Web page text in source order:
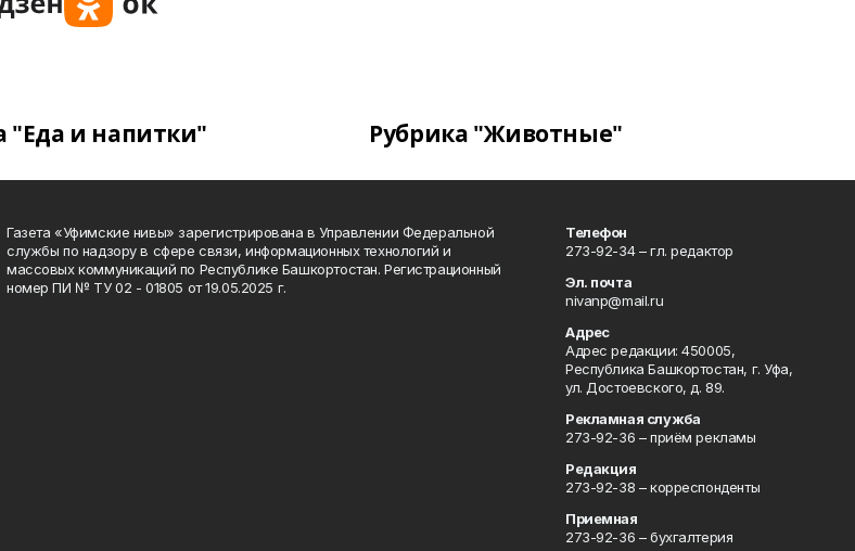
"Еда и напитки" Рубрика "Животные"
Газета «Уфимские нивы» зарегистрирована в Управлении Федеральной
службы по надзору в сфере связи, информационных технологий и
массовых коммуникаций по Республике Башкортостан. Регистрационный
номер ПИ № ТУ 02 - 01805 от 19.05.2025 г.
Телефон
273-92-34 – гл. редактор
Эл. почта
nivanp@mail.ru
Адрес
Адрес редакции: 450005,
Республика Башкортостан, г. Уфа,
ул. Достоевского, д. 89.
Рекламная служба
273-92-36 – приём рекламы
Редакция
273-92-38 – корреспонденты
Приемная
273-92-36 – бухгалтерия